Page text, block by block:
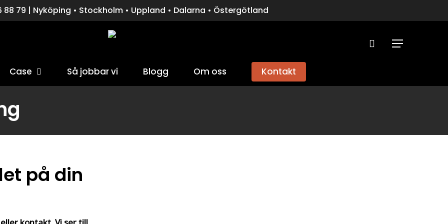
79 | Nyköping • Stockholm • Uppland • Dalarna • Östergötland
att stänga fönstret.
Menu
Case Så jobbar vi Blogg Om oss Kontakt
på din